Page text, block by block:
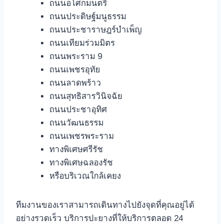
ถนนอโศกมนตรี
ถนนประดิษฐ์มนูธรรม
ถนนประชาราษฎร์บำเพ็ญ
ถนนเทียมร่วมมิตร
ถนนพระราม 9
ถนนเพชรอุทัย
ถนนลาดพร้าว
ถนนสุทธิสารวินิจฉัย
ถนนประชาอุทิศ
ถนนวัฒนธรรม
ถนนเพชรพระราม
ทางพิเศษศรีรัช
ทางพิเศษฉลองรัช
หรือบริเวณใกล้เคยง
ทีมงานของเราสามารถเดินทางไปยังจุดที่คุณอยู่ได้
อย่างรวดเร็ว บริการปะยางที่ให้บริการตลอด 24